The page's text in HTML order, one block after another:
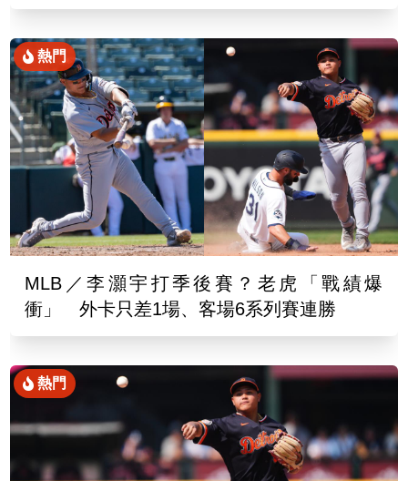
熱門
MLB／李灝宇打季後賽？老虎「戰績爆
衝」 外卡只差1場、客場6系列賽連勝
熱門